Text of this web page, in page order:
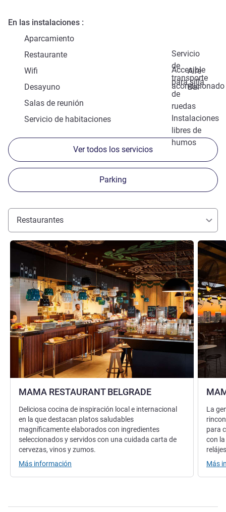
En las instalaciones
Aparcamiento
Servicio
de
transporte
Restaurante
Accesible
para silla
de
ruedas
Wifi
Aire
acondicionado
Desayuno
Bar
Salas de reunión
Instalaciones
libres de
humos
Servicio de habitaciones
Ver todos los servicios
Parking
Restaurantes
MAMA RESTAURANT BELGRADE
Más información
Deliciosa cocina de inspiración local e internacional
en la que destacan platos saludables
magníficamente elaborados con ingredientes
seleccionados y servidos con una cuidada carta de
cervezas, vinos y zumos.
Más información
Más
La
para
con
Más